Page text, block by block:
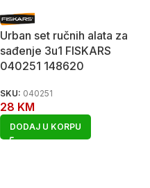
Urban set ručnih alata za
sađenje 3u1 FISKARS
040251 148620
SKU: 040251
28 KM
DODAJ U KORPU